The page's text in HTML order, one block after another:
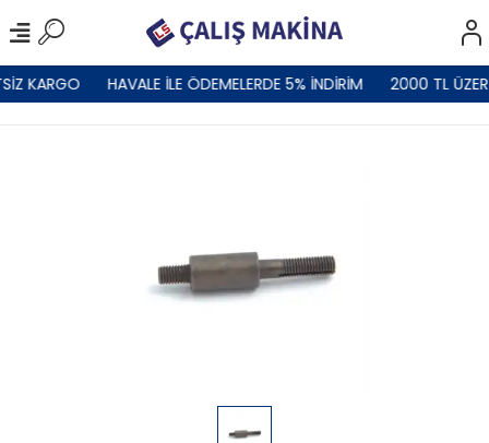
KARGO HAVALE İLE ÖDEMELERDE 5% İNDİRİM 2000 TL